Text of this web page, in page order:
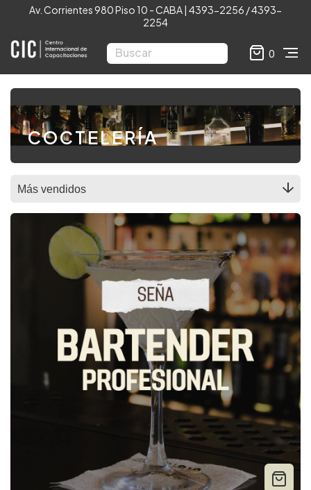
Av. Corrientes 980 Piso 10 - CABA | 4393-2256 / 4393-
2254
0
COCTELERÍA